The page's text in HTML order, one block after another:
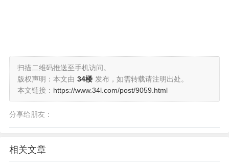
扫描二维码推送至手机访问。
版权声明：本文由 34楼 发布，如需转载请注明出处。
本文链接： https://www.34l.com/post/9059.html
分享给朋友：
相关文章